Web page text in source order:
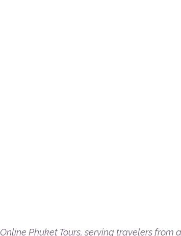
Online Phuket Tours, serving travelers from